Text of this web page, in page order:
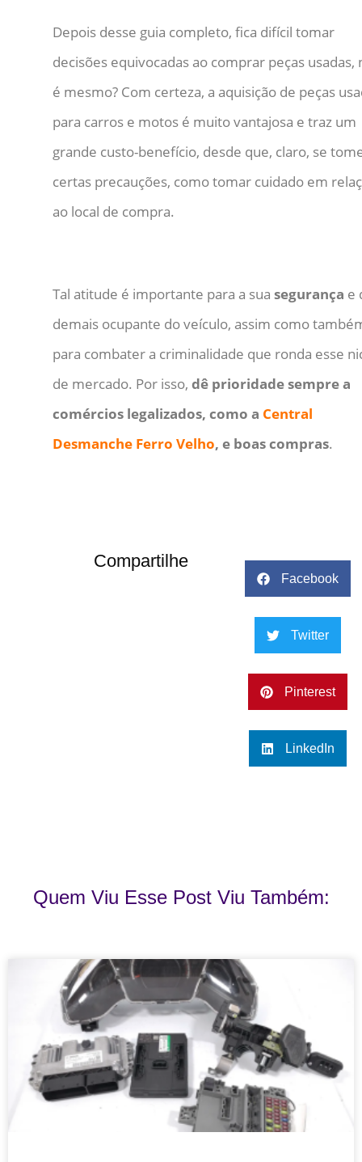
Depois desse guia completo, fica difícil tomar
decisões equivocadas ao comprar peças usadas,
é mesmo? Com certeza, a aquisição de peças
para carros e motos é muito vantajosa e traz um
grande custo-benefício, desde que, claro, se
certas precauções, como tomar cuidado em
ao local de compra.
Tal atitude é importante para a sua segurança e
demais ocupante do veículo, assim como
para combater a criminalidade que ronda esse
de mercado. Por isso, dê prioridade sempre a
comércios legalizados, como a Central
Desmanche Ferro Velho, e boas compras.
Compartilhe
Facebook
Twitter
Pinterest
LinkedIn
Quem Viu Esse Post Viu Também: